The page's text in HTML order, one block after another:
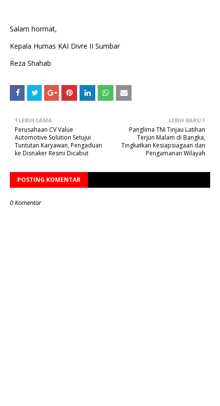
Salam hormat,
Kepala Humas KAI Divre II Sumbar
Reza Shahab
LEBIH BARU
Panglima TNI Tinjau Latihan
Terjun Malam di Bangka,
Tingkatkan Kesiapsiagaan dan
Pengamanan Wilayah
LEBIH LAMA
Perusahaan CV Value
Automotive Solution Setujui
Tuntutan Karyawan, Pengaduan
ke Disnaker Resmi Dicabut
POSTING KOMENTAR
0 Komentar